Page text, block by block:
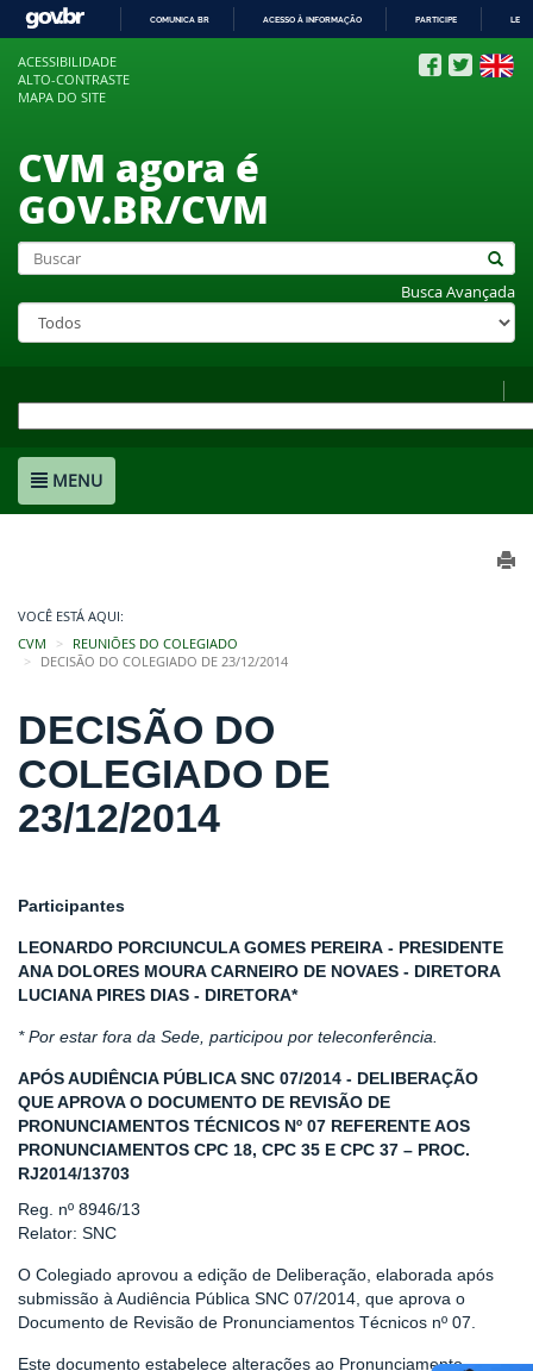
COMUNICA BR ACESSO À INFORMAÇÃO PARTICIPE
ACESSIBILIDADE
ALTO-CONTRASTE
MAPA DO SITE
CVM agora é
GOV.BR/CVM
Busca Avançada
MENU
VOCÊ ESTÁ AQUI:
CVM
REUNIÕES DO COLEGIADO
DECISÃO DO COLEGIADO DE 23/12/2014
DECISÃO DO
COLEGIADO DE
23/12/2014
Participantes
LEONARDO PORCIUNCULA GOMES PEREIRA - PRESIDENTE
ANA DOLORES MOURA CARNEIRO DE NOVAES - DIRETORA
LUCIANA PIRES DIAS - DIRETORA*
* Por estar fora da Sede, participou por teleconferência.
APÓS AUDIÊNCIA PÚBLICA SNC 07/2014 - DELIBERAÇÃO
QUE APROVA O DOCUMENTO DE REVISÃO DE
PRONUNCIAMENTOS TÉCNICOS Nº 07 REFERENTE AOS
PRONUNCIAMENTOS CPC 18, CPC 35 E CPC 37 – PROC.
RJ2014/13703
Reg. nº 8946/13
Relator: SNC
O Colegiado aprovou a edição de Deliberação, elaborada após
submissão à Audiência Pública SNC 07/2014, que aprova o
Documento de Revisão de Pronunciamentos Técnicos nº 07.
Este documento estabelece alterações ao Pronunciamento